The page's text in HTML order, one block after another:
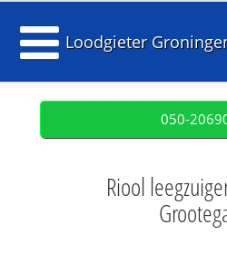
Loodgieter
050-
Riool